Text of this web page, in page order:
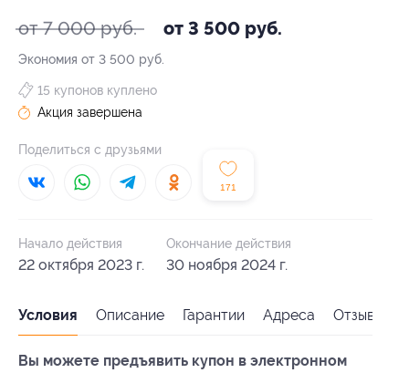
от 7 000 руб. от 3 500 руб.
Экономия от 3 500 руб.
171
15 купонов куплено
Акция завершена
Поделиться с друзьями
Начало действия
22 октября 2023 г.
Окончание действия
30 ноября 2024 г.
Условия Описание Гарантии Адреса Отзывы
Вы можете предъявить купон в электронном